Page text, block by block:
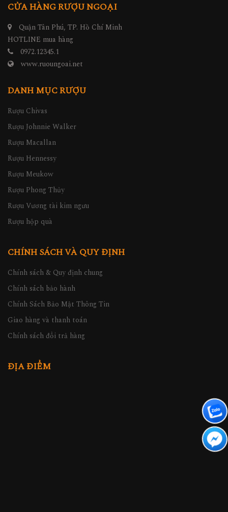
CỬA HÀNG RƯỢU NGOẠI
Quận Tân Phú, TP. Hồ Chí Minh
HOTLINE mua hàng
0972.12345.1
www.ruoungoai.net
DANH MỤC RƯỢU
Rượu Chivas
Rượu Johnnie Walker
Rượu Macallan
Rượu Hennessy
Rượu Meukow
Rượu Phong Thủy
Rượu Vương tài kim ngưu
Rượu hộp quà
CHÍNH SÁCH VÀ QUY ĐỊNH
Chính sách & Quy định chung
Chính sách bảo hành
Chính Sách Bảo Mật Thông Tin
Giao hàng và thanh toán
Chính sách đổi trả hàng
ĐỊA ĐIỂM